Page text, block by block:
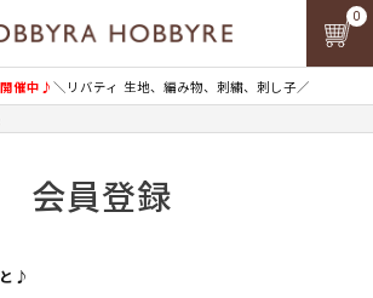
開催中♪＼リバティ 生地、編み物、刺繍、刺し子／
0
会員登録
♪